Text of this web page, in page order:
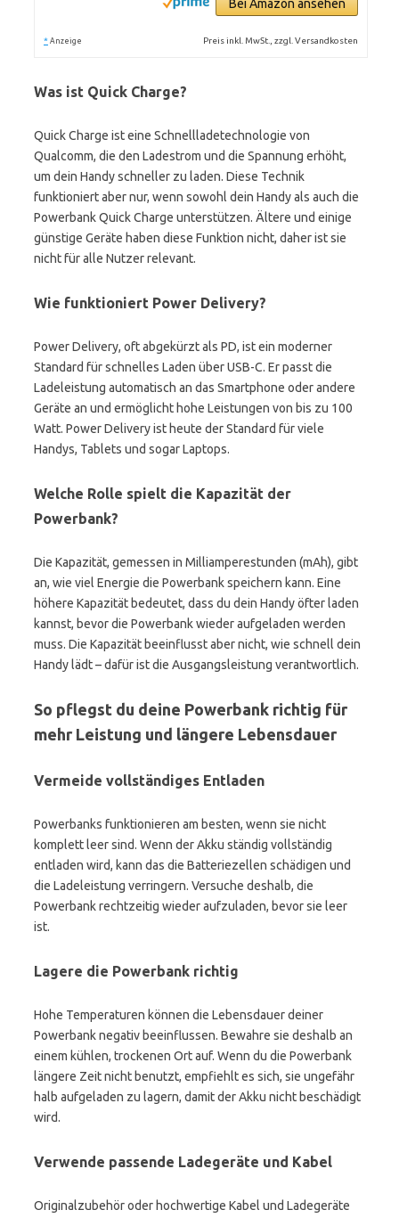
Bei Amazon ansehen
* Anzeige Preis inkl. MwSt., zzgl. Versandkosten
Was ist Quick Charge?
Quick Charge ist eine Schnellladetechnologie von
Qualcomm, die den Ladestrom und die Spannung erhöht,
um dein Handy schneller zu laden. Diese Technik
funktioniert aber nur, wenn sowohl dein Handy als auch die
Powerbank Quick Charge unterstützen. Ältere und einige
günstige Geräte haben diese Funktion nicht, daher ist sie
nicht für alle Nutzer relevant.
Wie funktioniert Power Delivery?
Power Delivery, oft abgekürzt als PD, ist ein moderner
Standard für schnelles Laden über USB-C. Er passt die
Ladeleistung automatisch an das Smartphone oder andere
Geräte an und ermöglicht hohe Leistungen von bis zu 100
Watt. Power Delivery ist heute der Standard für viele
Handys, Tablets und sogar Laptops.
Welche Rolle spielt die Kapazität der
Powerbank?
Die Kapazität, gemessen in Milliamperestunden (mAh), gibt
an, wie viel Energie die Powerbank speichern kann. Eine
höhere Kapazität bedeutet, dass du dein Handy öfter laden
kannst, bevor die Powerbank wieder aufgeladen werden
muss. Die Kapazität beeinflusst aber nicht, wie schnell dein
Handy lädt – dafür ist die Ausgangsleistung verantwortlich.
So pflegst du deine Powerbank richtig für
mehr Leistung und längere Lebensdauer
Vermeide vollständiges Entladen
Powerbanks funktionieren am besten, wenn sie nicht
komplett leer sind. Wenn der Akku ständig vollständig
entladen wird, kann das die Batteriezellen schädigen und
die Ladeleistung verringern. Versuche deshalb, die
Powerbank rechtzeitig wieder aufzuladen, bevor sie leer
ist.
Lagere die Powerbank richtig
Hohe Temperaturen können die Lebensdauer deiner
Powerbank negativ beeinflussen. Bewahre sie deshalb an
einem kühlen, trockenen Ort auf. Wenn du die Powerbank
längere Zeit nicht benutzt, empfiehlt es sich, sie ungefähr
halb aufgeladen zu lagern, damit der Akku nicht beschädigt
wird.
Verwende passende Ladegeräte und Kabel
Originalzubehör oder hochwertige Kabel und Ladegeräte